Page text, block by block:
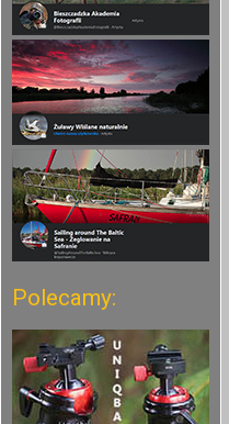
Polecamy: